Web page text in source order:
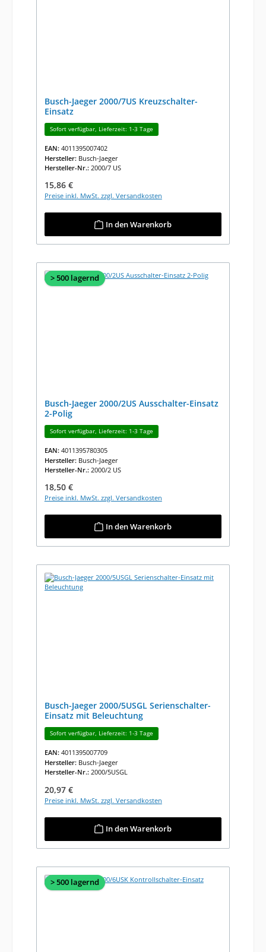
Busch-Jaeger 2000/7US Kreuzschalter-
Einsatz
Sofort verfügbar, Lieferzeit: 1-3 Tage
EAN: 4011395007402
Hersteller: Busch-Jaeger
Hersteller-Nr.: 2000/7 US
Regulärer Preis:
15,86 €
Preise inkl. MwSt. zzgl. Versandkosten
In den Warenkorb
> 500 lagernd
Busch-Jaeger 2000/2US Ausschalter-Einsatz
2-Polig
Sofort verfügbar, Lieferzeit: 1-3 Tage
EAN: 4011395780305
Hersteller: Busch-Jaeger
Hersteller-Nr.: 2000/2 US
Regulärer Preis:
18,50 €
Preise inkl. MwSt. zzgl. Versandkosten
In den Warenkorb
Busch-Jaeger 2000/5USGL Serienschalter-
Einsatz mit Beleuchtung
Sofort verfügbar, Lieferzeit: 1-3 Tage
EAN: 4011395007709
Hersteller: Busch-Jaeger
Hersteller-Nr.: 2000/5USGL
Regulärer Preis:
20,97 €
Preise inkl. MwSt. zzgl. Versandkosten
In den Warenkorb
> 500 lagernd